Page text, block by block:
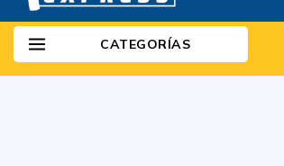
CATEGORÍAS